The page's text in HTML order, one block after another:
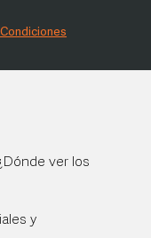
Condiciones
ver los
y